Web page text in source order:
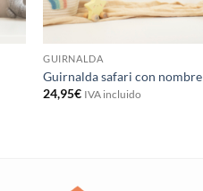
GUIRNALDA
Guirnalda safari con nombre
24,95€ IVA incluido